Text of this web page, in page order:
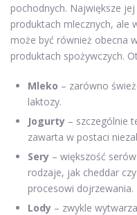
pochodnych. Największe
produktach mlecznych, ale
może być również obecna
produktach spożywczych.
Mleko – zarówno
laktozy.
Jogurty – szczególnie
zawarta w postaci
Sery – większość
rodzaje, jak cheddar
procesowi dojrzewania.
Lody – zwykle